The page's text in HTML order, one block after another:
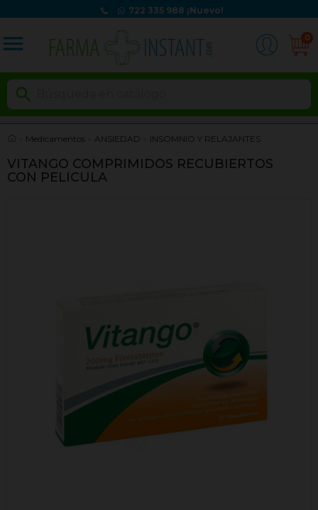
722 335 988 ¡Nuevo!
menu 0

Medicamentos ANSIEDAD INSOMNIO Y RELAJANTES
VITANGO COMPRIMIDOS RECUBIERTOS
CON PELICULA